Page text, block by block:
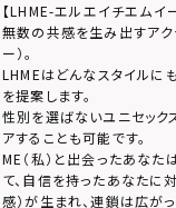
【LHME-エルエイチエムイ
無数の共感を生み出すアク
ー）。
LHMEはどんなスタイルに
を提案します。
性別を選ばないユニセック
アすることも可能です。
ME（私）と出会ったあなた
て、自信を持ったあなた
感）が生まれ、連鎖は広がっ